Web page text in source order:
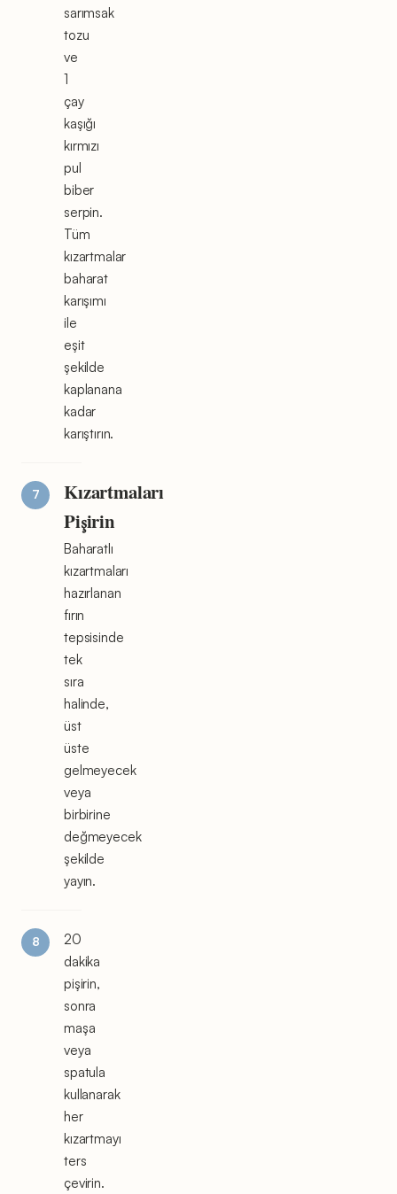
sarımsak
tozu
ve
1
çay
kaşığı
kırmızı
pul
biber
serpin.
Tüm
kızartmalar
baharat
karışımı
ile
eşit
şekilde
kaplanana
kadar
karıştırın.
Kızartmaları
Pişirin
Baharatlı
kızartmaları
hazırlanan
fırın
tepsisinde
tek
sıra
halinde,
üst
üste
gelmeyecek
veya
birbirine
değmeyecek
şekilde
yayın.
20
dakika
pişirin,
sonra
maşa
veya
spatula
kullanarak
her
kızartmayı
ters
çevirin.